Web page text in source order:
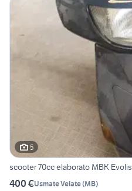
5
scooter 70cc elaborato MBK Evolis
400 €Usmate Velate(MB)